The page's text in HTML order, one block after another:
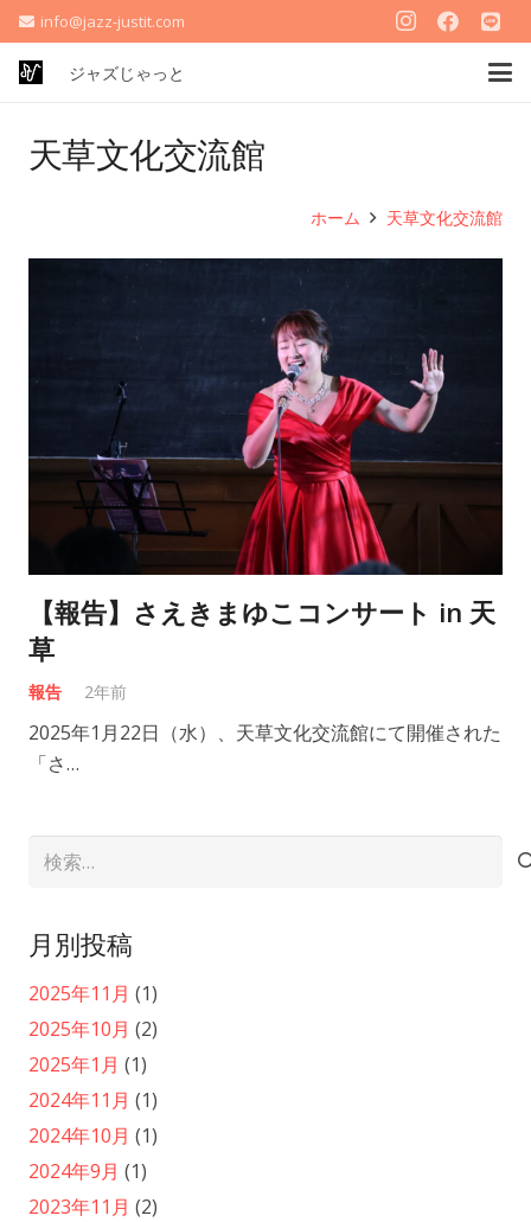
info@jazz-justit.com
ジャズじゃっと
天草文化交流館
ホーム 天草文化交流館
【報告】さえきまゆこコンサート in 天
草
報告 2年前
2025年1月22日（水）、天草文化交流館にて開催された
「さ…
索:
月別投稿
2025年11月 (1)
2025年10月 (2)
2025年1月 (1)
2024年11月 (1)
2024年10月 (1)
2024年9月 (1)
2023年11月 (2)